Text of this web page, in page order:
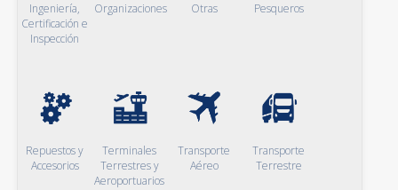
Ingeniería,
Certificación e
Inspección
Organizaciones Otras Pesqueros
Repuestos y
Accesorios
Terminales
Terrestres y
Aeroportuarios
Transporte
Aéreo
Transporte
Terrestre